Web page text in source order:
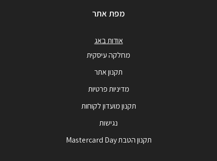
מפת אתר
אודות באג
מחלקה עיסקית
תקנון אתר
מדיניות פרטיות
תקנון מועדון לקוחות
נגישות
תקנון הטבת Mastercard Day